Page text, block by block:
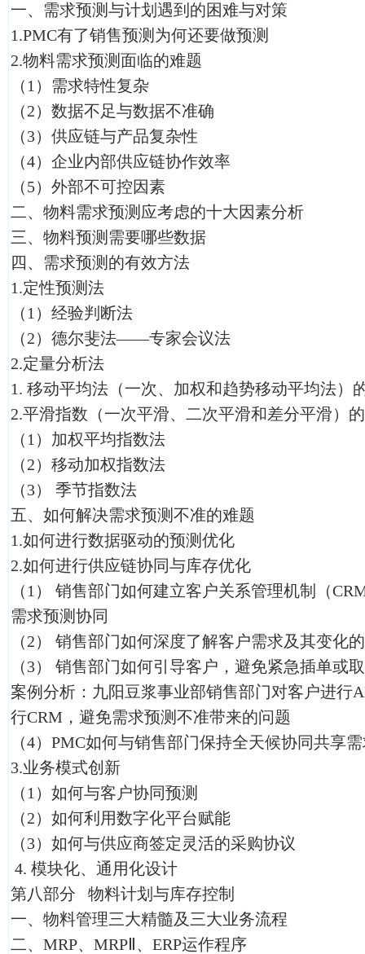
一、需求预测与计划遇到的困难与对策
1.PMC有了销售预测为何还要做预测
2.物料需求预测面临的难题
（1）需求特性复杂
（2）数据不足与数据不准确
（3）供应链与产品复杂性
（4）企业内部供应链协作效率
（5）外部不可控因素
二、物料需求预测应考虑的十大因素分析
三、物料预测需要哪些数据
四、需求预测的有效方法
1.定性预测法
（1）经验判断法
（2）德尔斐法——专家会议法
2.定量分析法
1. 移动平均法（一次、加权和趋势移动平均法）
2.平滑指数（一次平滑、二次平滑和差分平滑）
（1）加权平均指数法
（2）移动加权指数法
（3）
季节指数法
五、如何解决需求预测不准的难题
1.如何进行数据驱动的预测优化
2.如何进行供应链协同与库存优化
（1）
销售部门如何建立客户关系管理机制（
需求预测协同
（2）
销售部门如何深度了解客户需求及其变化
（3）
销售部门如何引导客户，避免紧急插单或
案例分析：九阳豆浆事业部销售部门对客户进行
行CRM，避免需求预测不准带来的问题
（4）PMC如何与销售部门保持全天候协同共享
3.业务模式创新
（1）如何与客户协同预测
（2）如何利用数字化平台赋能
（3）如何与供应商签定灵活的采购协议
4. 模块化、通用化设计
第八部分 物料计划与库存控制
一、物料管理三大精髓及三大业务流程
二、MRP、MRPⅡ、ERP运作程序